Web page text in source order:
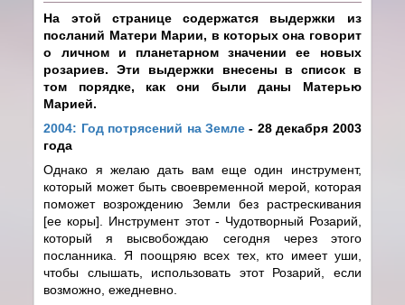
На этой странице содержатся выдержки из
посланий Матери Марии, в которых она говорит
о личном и планетарном значении ее новых
розариев. Эти выдержки внесены в список в
том порядке, как они были даны Матерью
Марией.
2004: Год потрясений на Земле - 28 декабря 2003
года
Однако я желаю дать вам еще один инструмент,
который может быть своевременной мерой, которая
поможет возрождению Земли без растрескивания
[ее коры]. Инструмент этот - Чудотворный Розарий,
который я высвобождаю сегодня через этого
посланника. Я поощряю всех тех, кто имеет уши,
чтобы слышать, использовать этот Розарий, если
возможно, ежедневно.